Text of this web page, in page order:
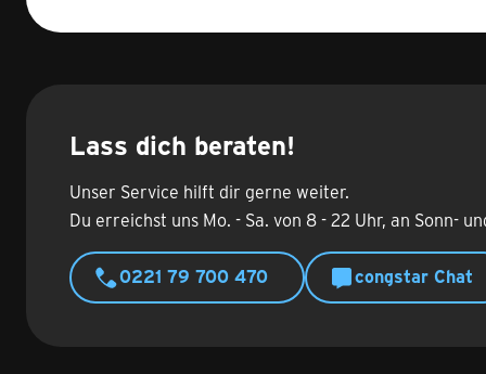
Lass dich beraten!
Unser Service hilft dir gerne weiter.
Du erreichst uns Mo. - Sa. von 8 - 22 Uhr, an Sonn-
0221 79 700 470 congstar Chat